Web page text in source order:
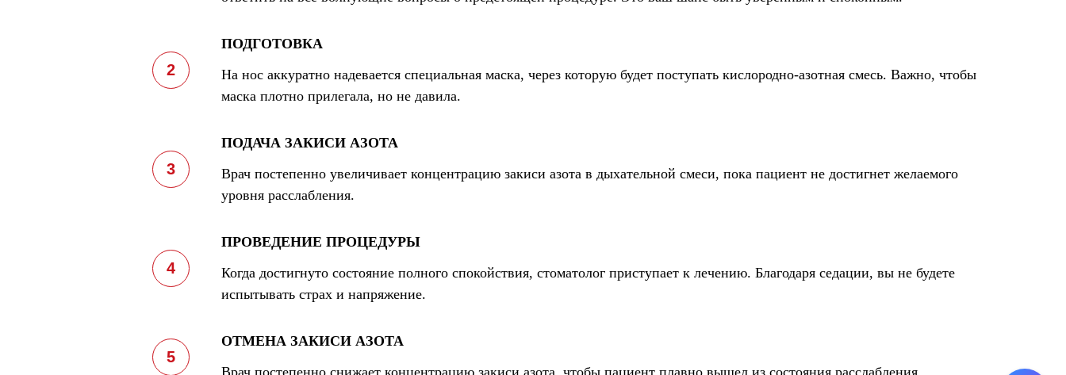
ПОДГОТОВКА
На нос аккуратно надевается специальная маска, через которую будет поступать кислородно-азотная смесь. Важно, чтобы
маска плотно прилегала, но не давила.
ПОДАЧА ЗАКИСИ АЗОТА
Врач постепенно увеличивает концентрацию закиси азота в дыхательной смеси, пока пациент не достигнет желаемого
уровня расслабления.
ПРОВЕДЕНИЕ ПРОЦЕДУРЫ
Когда достигнуто состояние полного спокойствия, стоматолог приступает к лечению. Благодаря седации, вы не будете
испытывать страх и напряжение.
ОТМЕНА ЗАКИСИ АЗОТА
Врач постепенно снижает концентрацию закиси азота, чтобы пациент плавно вышел из состояния расслабления.